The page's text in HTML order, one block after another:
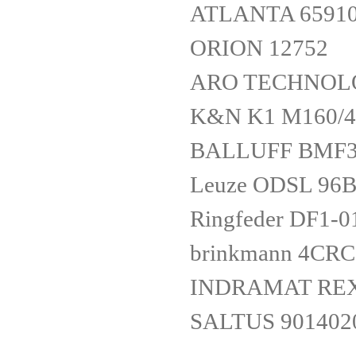
ATLANTA
ORION 12752
ARO
K&N K1 M160/4
BALLUFF
Leuze ODSL
Ringfeder DF1-
brinkmann
INDRAMAT
SALTUS